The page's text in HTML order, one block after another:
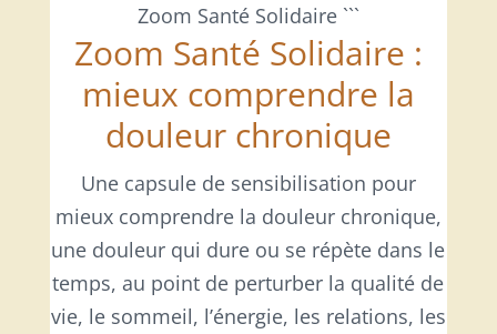
Zoom Santé Solidaire```
Zoom Santé Solidaire :
mieux comprendre la
douleur chronique
Une capsule de sensibilisation pour
mieux comprendre la douleur chronique,
une douleur qui dure ou se répète dans le
temps, au point de perturber la qualité de
vie, le sommeil, l’énergie, les relations, les